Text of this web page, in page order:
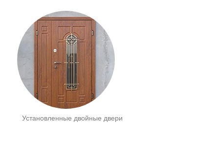
Установленные двойные двери